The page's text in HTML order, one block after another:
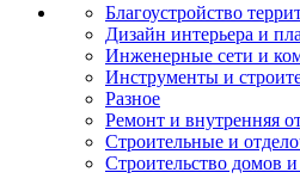
Благоустройство
Дизайн интерьера и
Инженерные сети и
Инструменты и
Разное
Ремонт и внутренняя
Строительные и
Строительство домов